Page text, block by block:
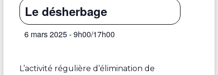
Le désherbage
6 mars 2025 - 9h00/17h00
L’activité régulière d’élimination de